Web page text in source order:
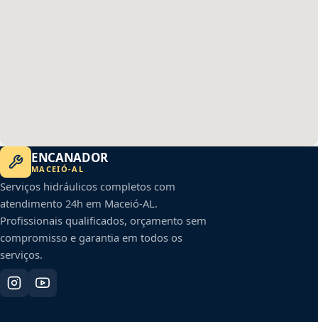
ENCANADOR
MACEIÓ-AL
Serviços hidráulicos completos com
atendimento 24h em Maceió-AL.
Profissionais qualificados, orçamento sem
compromisso e garantia em todos os
serviços.